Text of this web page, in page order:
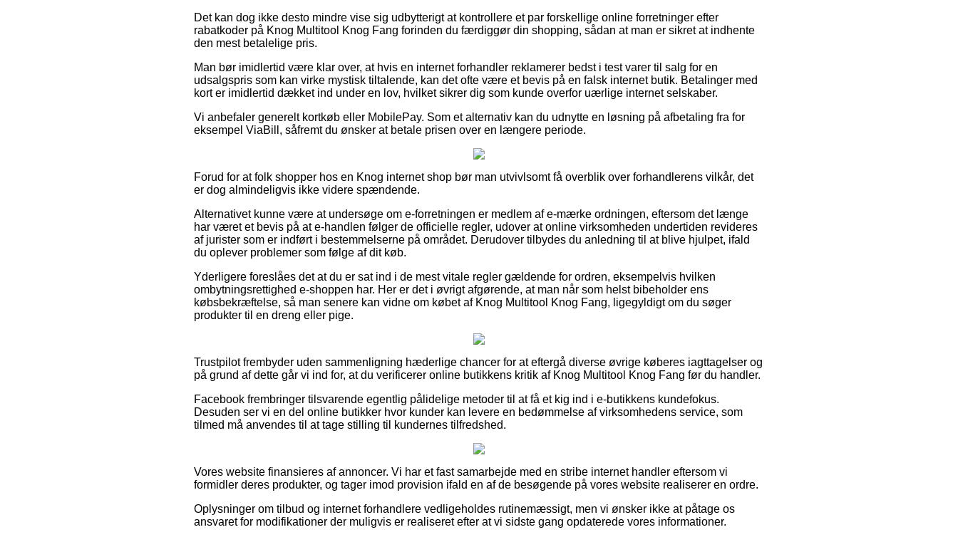
Det kan dog ikke desto mindre vise sig udbytterigt at kontrollere et par forskellige online forretninger efter
rabatkoder på Knog Multitool Knog Fang forinden du færdiggør din shopping, sådan at man er sikret at indhente
den mest betalelige pris.
Man bør imidlertid være klar over, at hvis en internet forhandler reklamerer bedst i test varer til salg for en
udsalgspris som kan virke mystisk tiltalende, kan det ofte være et bevis på en falsk internet butik. Betalinger med
kort er imidlertid dækket ind under en lov, hvilket sikrer dig som kunde overfor uærlige internet selskaber.
Vi anbefaler generelt kortkøb eller MobilePay. Som et alternativ kan du udnytte en løsning på afbetaling fra for
eksempel ViaBill, såfremt du ønsker at betale prisen over en længere periode.
Forud for at folk shopper hos en Knog internet shop bør man utvivlsomt få overblik over forhandlerens vilkår, det
er dog almindeligvis ikke videre spændende.
Alternativet kunne være at undersøge om e-forretningen er medlem af e-mærke ordningen, eftersom det længe
har været et bevis på at e-handlen følger de officielle regler, udover at online virksomheden undertiden revideres
af jurister som er indført i bestemmelserne på området. Derudover tilbydes du anledning til at blive hjulpet, ifald
du oplever problemer som følge af dit køb.
Yderligere foreslåes det at du er sat ind i de mest vitale regler gældende for ordren, eksempelvis hvilken
ombytningsrettighed e-shoppen har. Her er det i øvrigt afgørende, at man når som helst bibeholder ens
købsbekræftelse, så man senere kan vidne om købet af Knog Multitool Knog Fang, ligegyldigt om du søger
produkter til en dreng eller pige.
Trustpilot frembyder uden sammenligning hæderlige chancer for at eftergå diverse øvrige køberes iagttagelser og
på grund af dette går vi ind for, at du verificerer online butikkens kritik af Knog Multitool Knog Fang før du handler.
Facebook frembringer tilsvarende egentlig pålidelige metoder til at få et kig ind i e-butikkens kundefokus.
Desuden ser vi en del online butikker hvor kunder kan levere en bedømmelse af virksomhedens service, som
tilmed må anvendes til at tage stilling til kundernes tilfredshed.
Vores website finansieres af annoncer. Vi har et fast samarbejde med en stribe internet handler eftersom vi
formidler deres produkter, og tager imod provision ifald en af de besøgende på vores website realiserer en ordre.
Oplysninger om tilbud og internet forhandlere vedligeholdes rutinemæssigt, men vi ønsker ikke at påtage os
ansvaret for modifikationer der muligvis er realiseret efter at vi sidste gang opdaterede vores informationer.